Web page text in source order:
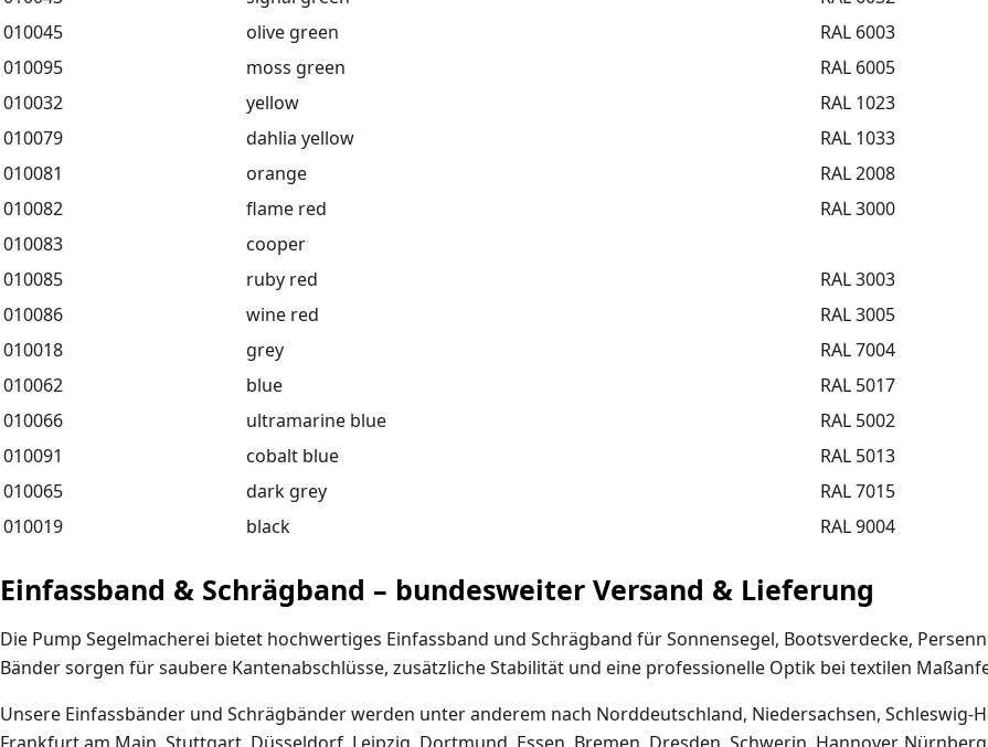
010045
olive green RAL 6003
010095
moss green RAL 6005
010032
yellow RAL 1023
010079
dahlia yellow RAL 1033
010081
orange RAL 2008
010082
flame red RAL 3000
010083
cooper
010085
ruby red RAL 3003
010086
wine red RAL 3005
010018
grey RAL 7004
010062
blue RAL 5017
010066
ultramarine blue RAL 5002
010091
cobalt blue RAL 5013
010065
dark grey RAL 7015
010019
black RAL 9004
Einfassband & Schrägband – bundesweiter Versand & Lieferung
Die Pump Segelmacherei bietet hochwertiges Einfassband und Schrägband für Sonnensegel, Bootsverdecke,
Bänder sorgen für saubere Kantenabschlüsse, zusätzliche Stabilität und eine professionelle Optik bei textilen
Unsere Einfassbänder und Schrägbänder werden unter anderem nach Norddeutschland, Niedersachsen,